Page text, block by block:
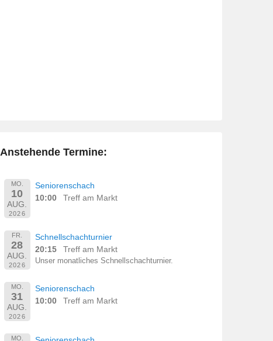
Anstehende Termine:
MO.
10
AUG.
2026
Seniorenschach
10:00
Treff am Markt
FR.
28
AUG.
2026
Schnellschachturnier
20:15
Treff am Markt
Unser monatliches Schnellschachturnier.
MO.
31
AUG.
2026
Seniorenschach
10:00
Treff am Markt
MO.